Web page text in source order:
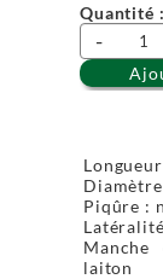
Quantité :
-
Piqûre :
laiton